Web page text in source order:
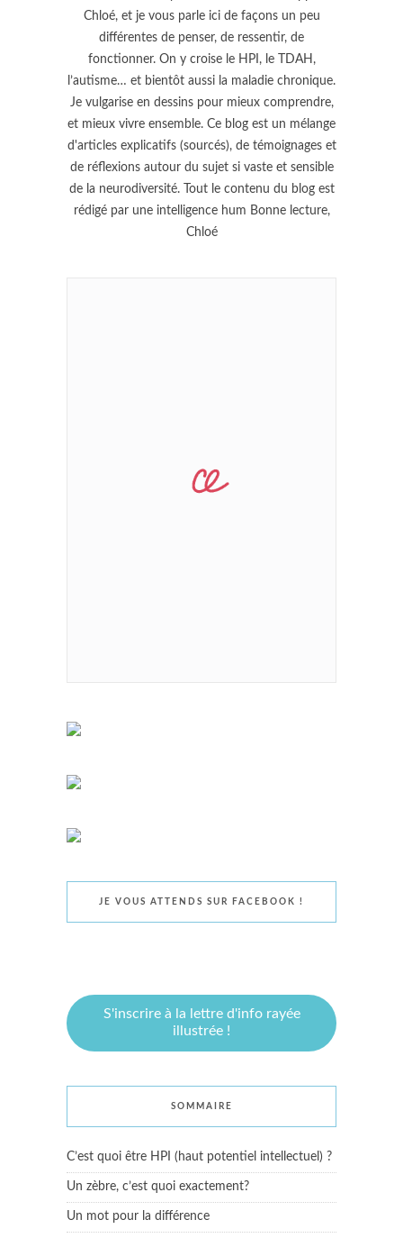
Chloé, et je vous parle ici de façons un peu
différentes de penser, de ressentir, de
fonctionner. On y croise le HPI, le TDAH,
l’autisme… et bientôt aussi la maladie chronique.
Je vulgarise en dessins pour mieux comprendre,
et mieux vivre ensemble. Ce blog est un mélange
d'articles explicatifs (sourcés), de témoignages et
de réflexions autour du sujet si vaste et sensible
de la neurodiversité. Tout le contenu du blog est
rédigé par une intelligence hum Bonne lecture,
Chloé
JE VOUS ATTENDS SUR FACEBOOK !
S'inscrire à la lettre d'info rayée
illustrée !
SOMMAIRE
C’est quoi être HPI (haut potentiel intellectuel) ?
Un zèbre, c’est quoi exactement?
Un mot pour la différence